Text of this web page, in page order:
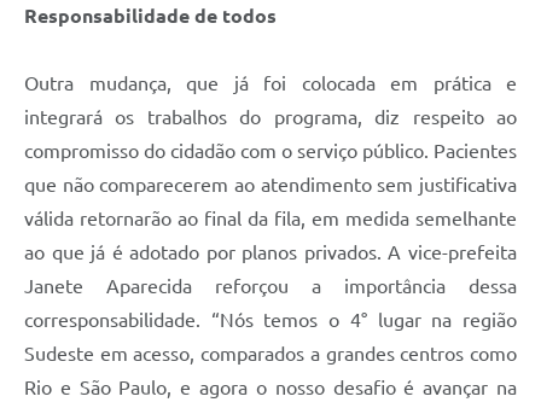
Responsabilidade de todos
Outra mudança, que já foi colocada em prática e
integrará os trabalhos do programa, diz respeito ao
compromisso do cidadão com o serviço público. Pacientes
que não comparecerem ao atendimento sem justificativa
válida retornarão ao final da fila, em medida semelhante
ao que já é adotado por planos privados. A vice-prefeita
Janete Aparecida reforçou a importância dessa
corresponsabilidade. “Nós temos o 4° lugar na região
Sudeste em acesso, comparados a grandes centros como
Rio e São Paulo, e agora o nosso desafio é avançar na